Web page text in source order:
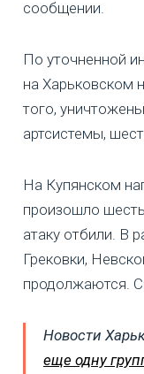
сообщении.
По уточненной
на Харьковском
того,
артсистемы,
На Купянском
произошло
атаку отбили. В
Грековки,
продолжаются.
Новости
еще одну